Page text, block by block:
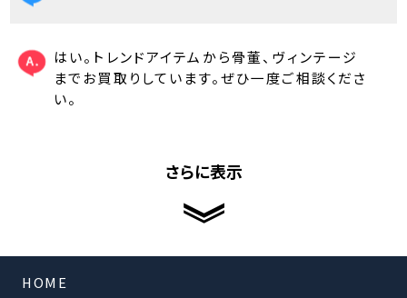
はい。トレンドアイテムから骨董、ヴィンテージ
までお買取りしています。ぜひ一度ご相談くださ
い。
さらに表示
HOME